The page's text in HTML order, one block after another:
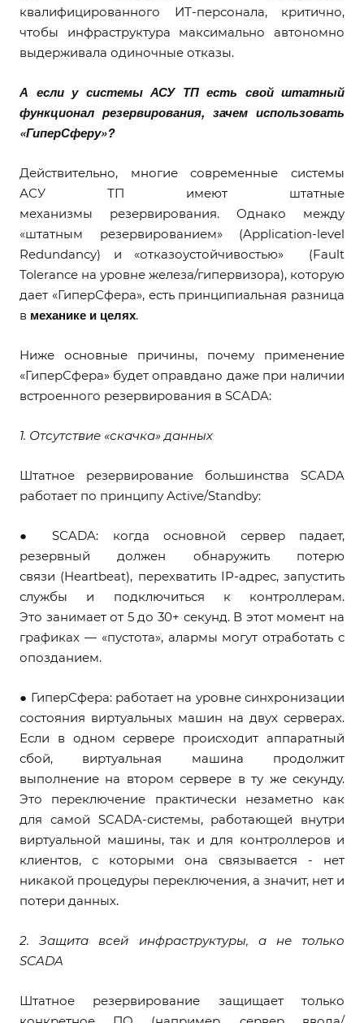
квалифицированного ИТ-персонала, критично,
чтобы инфраструктура максимально автономно
выдерживала одиночные отказы.
А если у системы АСУ ТП есть свой штатный
функционал резервирования, зачем использовать
«ГиперСферу»?
Действительно, многие современные системы
АСУ ТП имеют штатные
механизмы резервирования. Однако между
«штатным резервированием» (Application-level
Redundancy) и «отказоустойчивостью» (Fault
Tolerance на уровне железа/гипервизора), которую
дает «ГиперСфера», есть принципиальная разница
в механике и целях.
Ниже основные причины, почему применение
«ГиперСфера» будет оправдано даже при наличии
встроенного резервирования в SCADA:
1. Отсутствие «скачка» данных
Штатное резервирование большинства SCADA
работает по принципу Active/Standby:
● SCADA: когда основной сервер падает,
резервный должен обнаружить потерю
связи (Heartbeat), перехватить IP-адрес, запустить
службы и подключиться к контроллерам.
Это занимает от 5 до 30+ секунд. В этот момент на
графиках — «пустота», алармы могут отработать с
опозданием.
● ГиперСфера: работает на уровне синхронизации
состояния виртуальных машин на двух серверах.
Если в одном сервере происходит аппаратный
сбой, виртуальная машина продолжит
выполнение на втором сервере в ту же секунду.
Это переключение практически незаметно как
для самой SCADA-системы, работающей внутри
виртуальной машины, так и для контроллеров и
клиентов, с которыми она связывается - нет
никакой процедуры переключения, а значит, нет и
потери данных.
2. Защита всей инфраструктуры, а не только
SCADA
Штатное резервирование защищает только